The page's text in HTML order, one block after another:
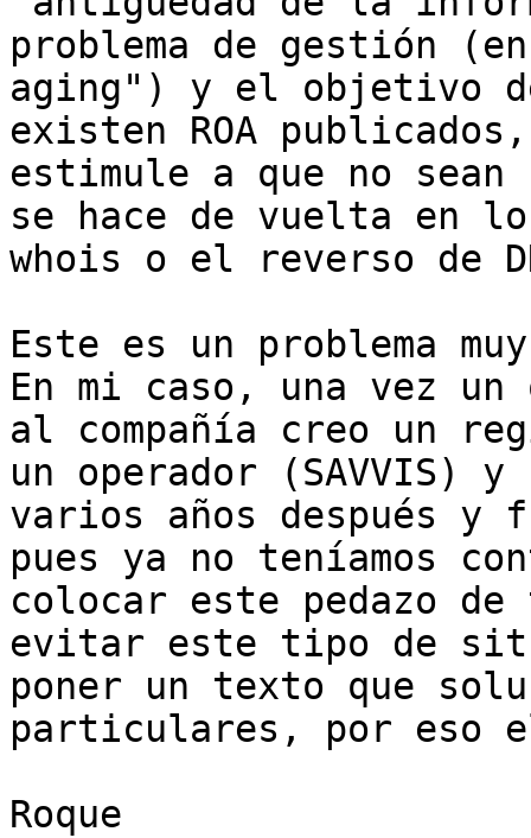
problema de gestión
aging") y el objetivo
existen ROA
estimule a que no
se hace de vuelta en
whois o el reverso de
Este es un problema
En mi caso, una vez un
al compañía creo un
un operador (SAVVIS)
varios años después
pues ya no teníamos
colocar este pedazo
evitar este tipo de
poner un texto que
particulares, por eso
Roque